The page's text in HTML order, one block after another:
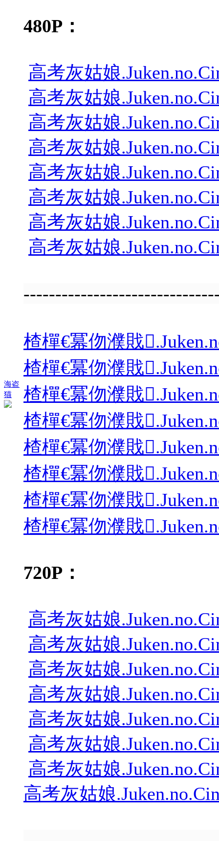
海盗
猫
480P：
高考灰姑娘
高考灰姑娘
高考灰姑娘
高考灰姑娘
高考灰姑娘
高考灰姑娘
高考灰姑娘
高考灰姑娘
楂樿€冪伆濮戝
楂樿€冪伆濮戝
楂樿€冪伆濮戝
楂樿€冪伆濮戝
楂樿€冪伆濮戝
楂樿€冪伆濮戝
楂樿€冪伆濮戝
楂樿€冪伆濮戝
720P：
高考灰姑娘
高考灰姑娘
高考灰姑娘
高考灰姑娘
高考灰姑娘
高考灰姑娘
高考灰姑娘
高考灰姑娘